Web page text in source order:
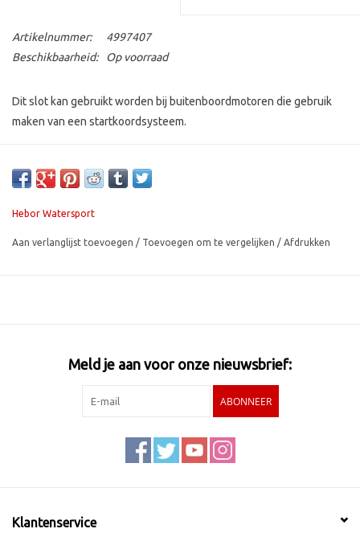
Artikelnummer:
4997407
Beschikbaarheid:
Op voorraad
Dit slot kan gebruikt worden bij buitenboordmotoren die gebruik
maken van een startkoordsysteem.
te voorkomen.
eenvoudig te installeren door twee gaten in de achterplaat te
boren.
Hebor Watersport
Aan verlanglijst toevoegen / Toevoegen om te vergelijken / Afdrukken
Meld je aan voor onze nieuwsbrief:
ABONNEER
Klantenservice